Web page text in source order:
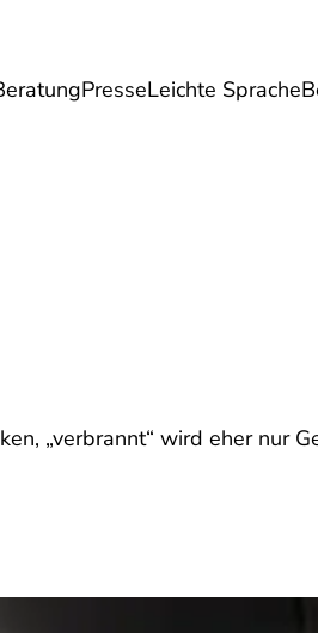
PresseLeichte Sprache
& Pflege Energie
„verbrannt“ wird eher nur